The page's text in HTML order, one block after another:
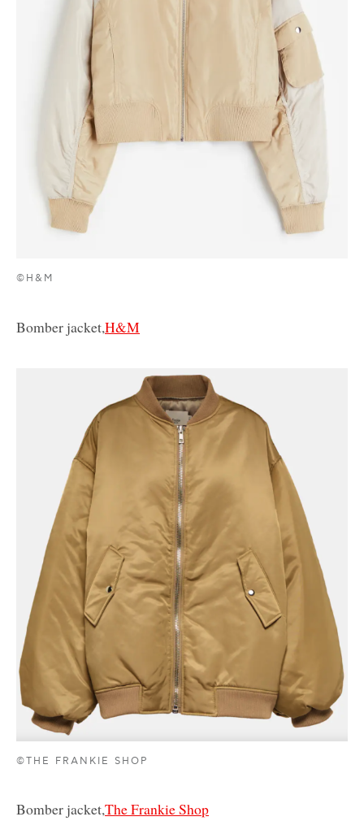
©H&M
Bomber jacket,H&M
©THE FRANKIE SHOP
Bomber jacket,The Frankie Shop